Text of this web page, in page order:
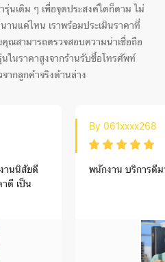
นเดิม ๆ เพื่อจุดประสงค์ใดก็ตาม ไม่
านแค่ไหน เราพร้อมประเมินราคาที่
ณสามารถตรวจสอบความน่าเชื่อถือ
ในราคาสูงจากร้านรับซื้อโทรศัพท์
ากลูกค้าจริงด้านล่าง
านนิสัยดี
ดี เป็น
By 061xxxx268
พนักงาน บริการดีม